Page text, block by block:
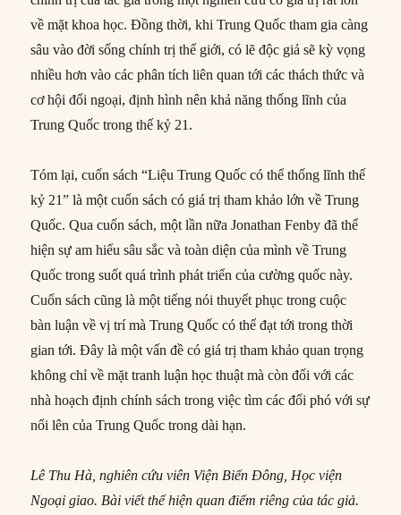
về mặt khoa học. Đồng thời, khi Trung Quốc tham gia càng
sâu vào đời sống chính trị thế giới, có lẽ độc giả sẽ kỳ vọng
nhiều hơn vào các phân tích liên quan tới các thách thức và
cơ hội đối ngoại, định hình nên khả năng thống lĩnh của
Trung Quốc trong thế kỷ 21.
Tóm lại, cuốn sách “Liệu Trung Quốc có thể thống lĩnh thế
kỷ 21” là một cuốn sách có giá trị tham khảo lớn về Trung
Quốc. Qua cuốn sách, một lần nữa Jonathan Fenby đã thể
hiện sự am hiểu sâu sắc và toàn diện của mình về Trung
Quốc trong suốt quá trình phát triển của cường quốc này.
Cuốn sách cũng là một tiếng nói thuyết phục trong cuộc
bàn luận về vị trí mà Trung Quốc có thể đạt tới trong thời
gian tới. Đây là một vấn đề có giá trị tham khảo quan trọng
không chỉ về mặt tranh luận học thuật mà còn đối với các
nhà hoạch định chính sách trong việc tìm các đối phó với sự
nổi lên của Trung Quốc trong dài hạn.
Lê Thu Hà, nghiên cứu viên Viện Biển Đông, Học viện
Ngoại giao. Bài viết thể hiện quan điểm riêng của tác giả.